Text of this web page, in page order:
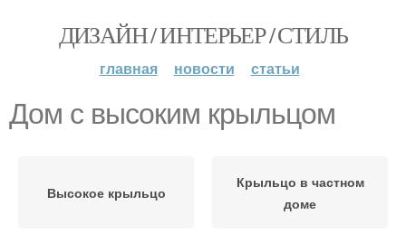
ДИЗАЙН / ИНТЕРЬЕР / СТИЛЬ
главная новости статьи
Дом с высоким крыльцом
Высокое крыльцо
Крыльцо в частном
доме